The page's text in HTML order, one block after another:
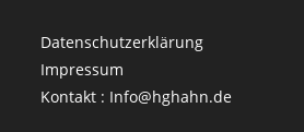
Datenschutzerklärung
Impressum
Kontakt : Info@hghahn.de